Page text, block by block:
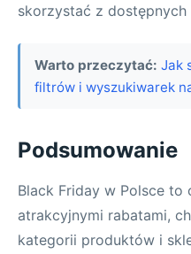
skorzystać z dostępnych
Warto przeczytać: Jak
filtrów i wyszukiwarek
Podsumowanie
Black Friday w Polsce
atrakcyjnymi rabatami,
kategorii produktów i